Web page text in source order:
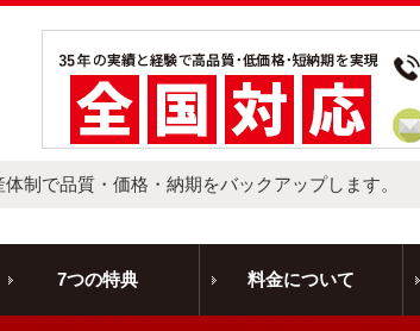
制で品質・価格・納期をバックアップします。
7つの特典 料金について